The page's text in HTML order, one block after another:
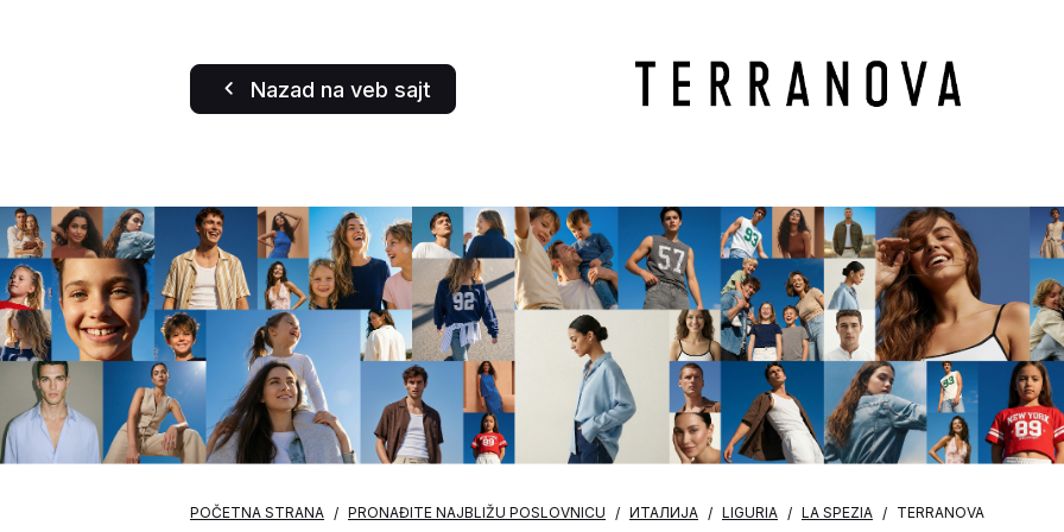
Nazad na veb sajt
POČETNA STRANA PRONAĐITE NAJBLIŽU POSLOVNICU ИТАЛИЈА LIGURIA LA SPEZIA TERRANOVA